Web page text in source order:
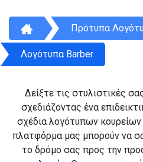
Πρότυπα
Λογότυπα Barber
Δείξτε τις στυλιστικές
σχεδιάζοντας ένα
σχέδια λογότυπων
πλατφόρμα μας μπορούν να
το δρόμο σας προς την